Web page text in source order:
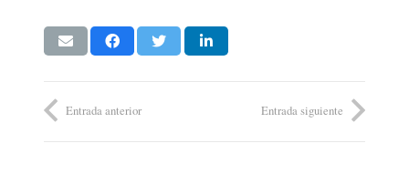
Entrada anterior Entrada siguiente